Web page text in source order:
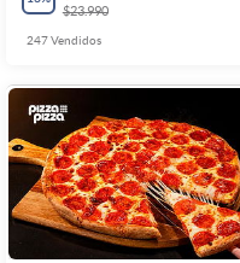
$23.990
247Vendidos